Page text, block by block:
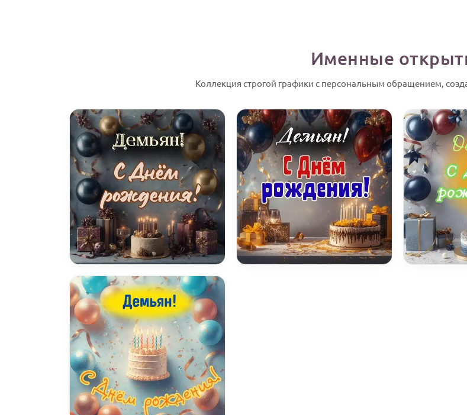
Именные
Коллекция строгой графики с персональным обращением,